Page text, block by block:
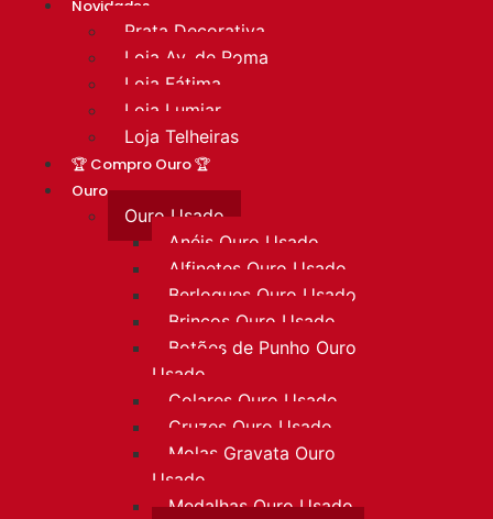
Novidades
Prata Decorativa
Loja Av. de Roma
Loja Fátima
Loja Lumiar
Loja Telheiras
🏆 Compro Ouro 🏆
Ouro
Ouro Usado
Anéis Ouro Usado
Alfinetes Ouro Usado
Berloques Ouro Usado
Brincos Ouro Usado
Botões de Punho Ouro
Usado
Colares Ouro Usado
Cruzes Ouro Usado
Molas Gravata Ouro
Usado
Medalhas Ouro Usado